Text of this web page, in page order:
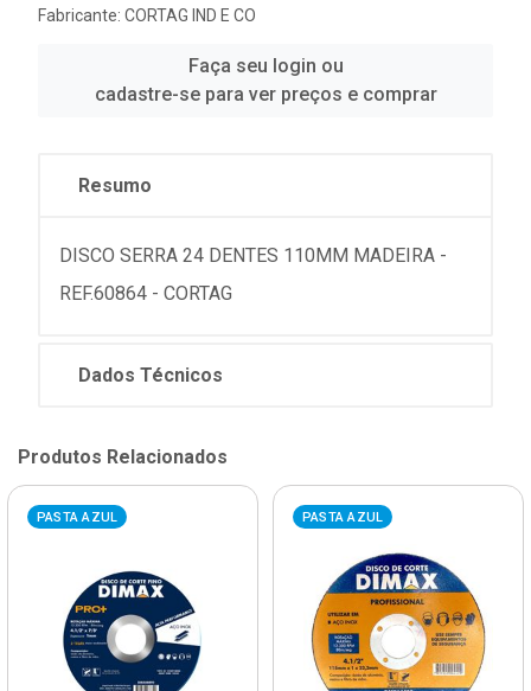
Fabricante: CORTAG IND E CO
Faça seu login ou
cadastre-se para ver preços e comprar
Resumo
DISCO SERRA 24 DENTES 110MM MADEIRA -
REF.60864 - CORTAG
Dados Técnicos
Produtos Relacionados
PASTA AZUL PASTA AZUL